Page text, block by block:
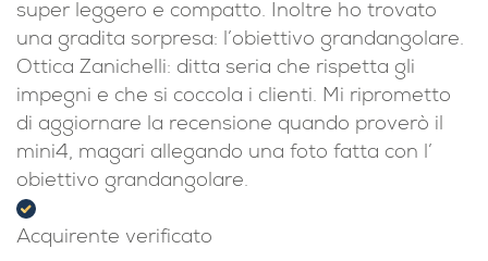
una recensione di primo impatto, infatti non l’ho
ancora provato. È completo di tutti gli accessori,
dal box/scatola alla borsa per trasportarlo, è
super leggero e compatto. Inoltre ho trovato
una gradita sorpresa: l’obiettivo grandangolare.
Ottica Zanichelli: ditta seria che rispetta gli
impegni e che si coccola i clienti. Mi riprometto
di aggiornare la recensione quando proverò il
mini4, magari allegando una foto fatta con l’